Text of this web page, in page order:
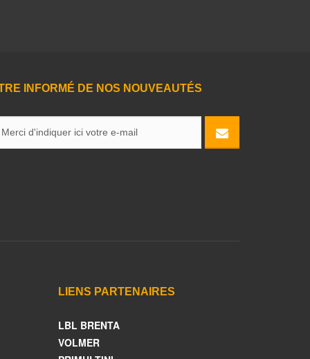
INFORMÉ DE NOS NOUVEAUTÉS
LIENS PARTENAIRES
LBL BRENTA
VOLMER